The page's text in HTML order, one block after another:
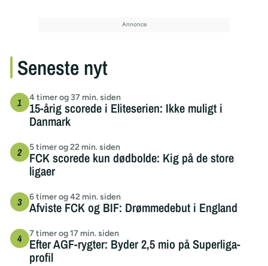
Seneste nyt
4 timer og 37 min. siden
15-årig scorede i Eliteserien: Ikke muligt i
Danmark
5 timer og 22 min. siden
FCK scorede kun dødbolde: Kig på de store
ligaer
6 timer og 42 min. siden
Afviste FCK og BIF: Drømmedebut i England
7 timer og 17 min. siden
Efter AGF-rygter: Byder 2,5 mio på Superliga-
profil